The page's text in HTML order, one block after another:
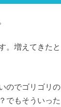
。増えてきたと
のでゴリゴリの
でもそういった